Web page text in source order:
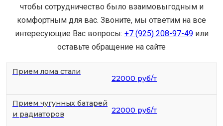
чтобы сотрудничество было взаимовыгодным и
комфортным для вас. Звоните, мы ответим на все
интересующие Вас вопросы: +7 (925) 208-97-49или
оставьте обращение на сайте
Прием лома стали
22000 руб/т
Прием чугунных батарей
и радиаторов
22000 руб/т